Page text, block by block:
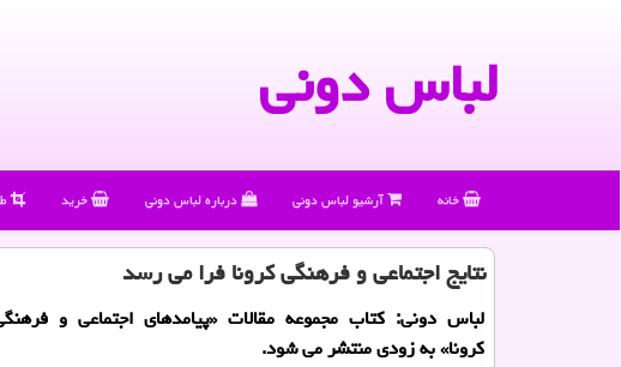
لباس دونی
خانه آرشیو لباس دونی درباره لباس دونی خرید
نتایج اجتماعی و فرهنگی کرونا فرا می رسد
لباس دونی: کتاب مجموعه مقالات «پیامدهای اجتماعی و
کرونا» به زودی منتشر می شود.